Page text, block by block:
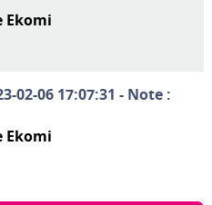
Ekomi
02-06 17:07:31 - Note :
Ekomi